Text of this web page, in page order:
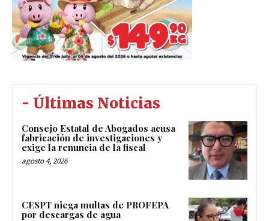
- Últimas Noticias
Consejo Estatal de Abogados acusa
fabricación de investigaciones y
exige la renuncia de la fiscal
agosto 4, 2026
CESPT niega multas de PROFEPA
por descargas de agua